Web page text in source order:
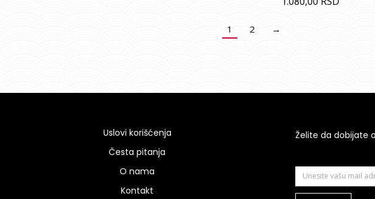
1 2 →
Uslovi korišćenja
Česta pitanja
O nama
Kontakt
Želite da dobijate